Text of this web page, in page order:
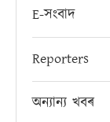
E-সংবাদ
Reporters
অন্যান্য খবৰ